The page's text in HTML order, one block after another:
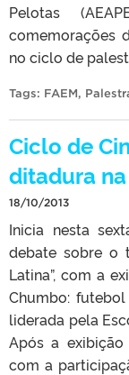
Pelotas
comemorações
no ciclo de
Tags: FAEM,
Ciclo de
ditadura
18/10/2013
Inicia nesta
debate sobre o
Latina”, com a
Chumbo:
liderada pela
Após a
com a